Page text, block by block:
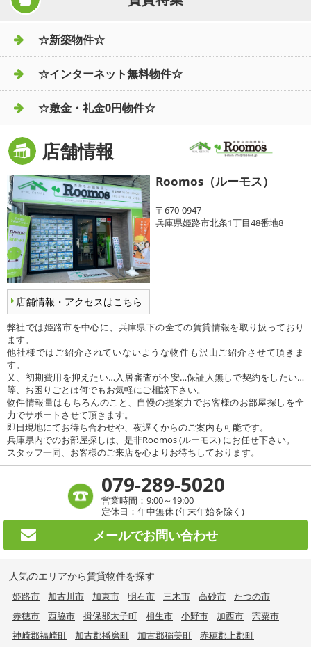
☆新築物件☆
☆インターネット無料物件☆
☆敷金・礼金0円物件☆
店舗情報
店舗情報・アクセスはこちら
Roomos（ルーモス）
〒670-0947
兵庫県姫路市北条1丁目48番地8
弊社では姫路市を中心に、兵庫県下の全ての賃貸情報を取り扱っており
ます。
他社様ではご紹介されていないような物件も沢山ご紹介させて頂きま
す。
又、初期費用を抑えたい…入居審査が不安…保証人無しで契約をしたい…
等、お困りごとは何でもお気軽にご相談下さい。
物件情報量はもちろんのこと、自慢の提案力でお客様のお部屋探しを全
力でサポートさせて頂きます。
即日現地にてお待ち合わせや、夜遅くからのご案内も可能です。
兵庫県内でのお部屋探しは、是非Roomos (ルーモス) にお任せ下さい。
スタッフ一同、お客様のご来店を心よりお待ちしております。
079-289-5020
営業時間：9:00～19:00
定休日：年中無休 (年末年始を除く)
メールでお問い合わせ
人気のエリアから賃貸物件を探す
姫路市 加古川市 加東市 明石市 三木市 高砂市
たつの市
赤穂市
西脇市 揖保郡太子町 相生市 小野市 加西市
宍粟市
神崎郡福崎町
加古郡播磨町 加古郡稲美町
赤穂郡上郡町